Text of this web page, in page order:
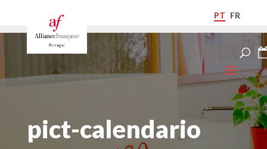
PT FR
pict-calendario